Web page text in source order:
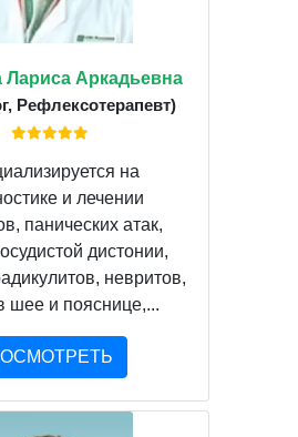
Лариса Аркадьевна
Рефлексотерапевт)
на
и лечении
панических атак,
дистонии,
невритов,
шее и пояснице,...